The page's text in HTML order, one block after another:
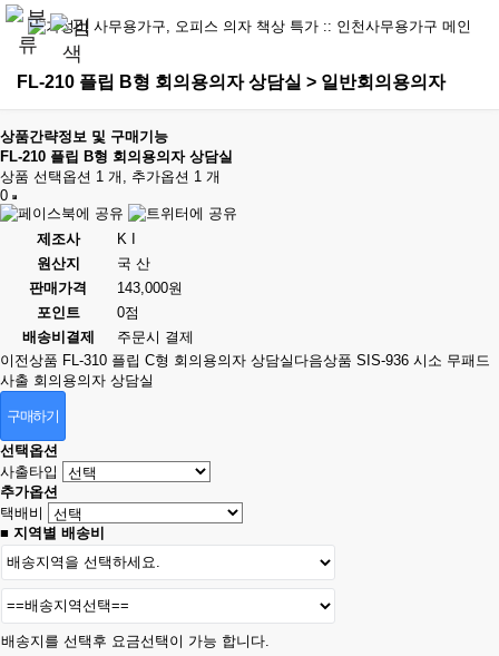
FL-210 플립 B형 회의용의자 상담실 > 일반회의용의자
상품간략정보 및 구매기능
FL-210 플립 B형 회의용의자 상담실
상품 선택옵션 1 개, 추가옵션 1 개
0
제조사
K I
원산지
국 산
판매가격
143,000원
포인트
0점
배송비결제
주문시 결제
이전상품 FL-310 플립 C형 회의용의자 상담실 다음상품 SIS-936 시소 무패드
사출 회의용의자 상담실
구매하기
선택옵션
사출타입
추가옵션
택배비
■ 지역별 배송비
배송지를 선택후 요금선택이 가능 합니다.